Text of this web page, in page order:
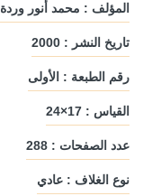
المؤلف : محمد أنور وردة
تاريخ النشر : 2000
رقم الطبعة : الأولى
القياس : 17×24
عدد الصفحات : 288
نوع الغلاف : عادي